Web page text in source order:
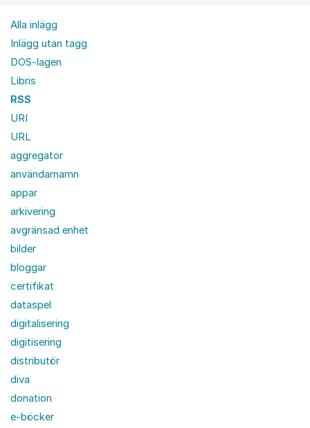
Alla inlägg
Inlägg utan tagg
DOS-lagen
Libris
RSS
URI
URL
aggregator
användarnamn
appar
arkivering
avgränsad enhet
bilder
bloggar
certifikat
dataspel
digitalisering
digitisering
distributör
diva
donation
e-böcker